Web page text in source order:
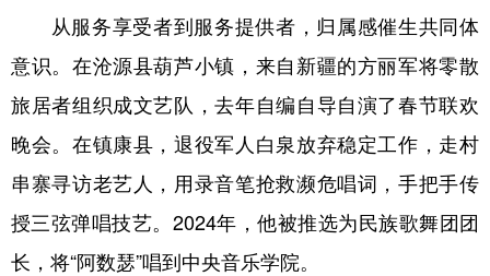
从服务享受者到服务提供者，归属感催生共同体
意识。在沧源县葫芦小镇，来自新疆的方丽军将零散
旅居者组织成文艺队，去年自编自导自演了春节联欢
晚会。在镇康县，退役军人白泉放弃稳定工作，走村
串寨寻访老艺人，用录音笔抢救濒危唱词，手把手传
授三弦弹唱技艺。2024年，他被推选为民族歌舞团团
长，将“阿数瑟”唱到中央音乐学院。